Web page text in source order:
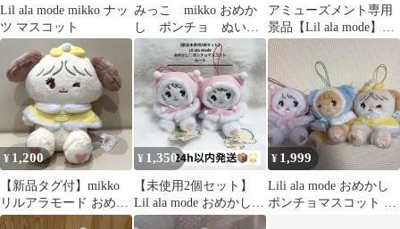
Lil ala mode mikko ナッ
ツ マスコット
みっこ mikko おめか
し ポンチョ ぬいぐ
るみ マスコット ム
ース
アミューズメント専用
景品【Lil ala mode】お
めかし♡ポンチョマス
コット
¥ 1,200
【新品タグ付】mikko
リルアラモード おめか
し ポンチョ ぬいぐるみ
¥ 1,350
【未使用2個セット】
Lil ala mode おめかし♡
ポンチョマスコット
¥ 1,999
Lili ala mode おめかし
ポンチョマスコット 3